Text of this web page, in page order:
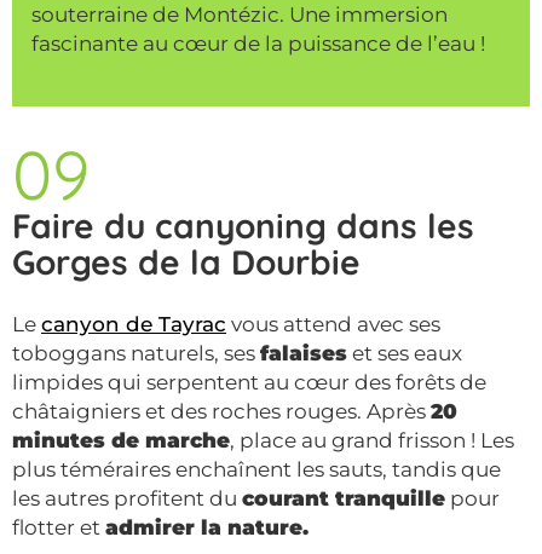
souterraine de Montézic. Une immersion
fascinante au cœur de la puissance de l’eau !
09
Faire du canyoning dans les
Gorges de la Dourbie
Le canyon de Tayrac vous attend avec ses
toboggans naturels, ses falaises et ses eaux
limpides qui serpentent au cœur des forêts de
châtaigniers et des roches rouges. Après 20
minutes de marche, place au grand frisson ! Les
plus téméraires enchaînent les sauts, tandis que
les autres profitent du courant tranquille pour
flotter et admirer la nature.